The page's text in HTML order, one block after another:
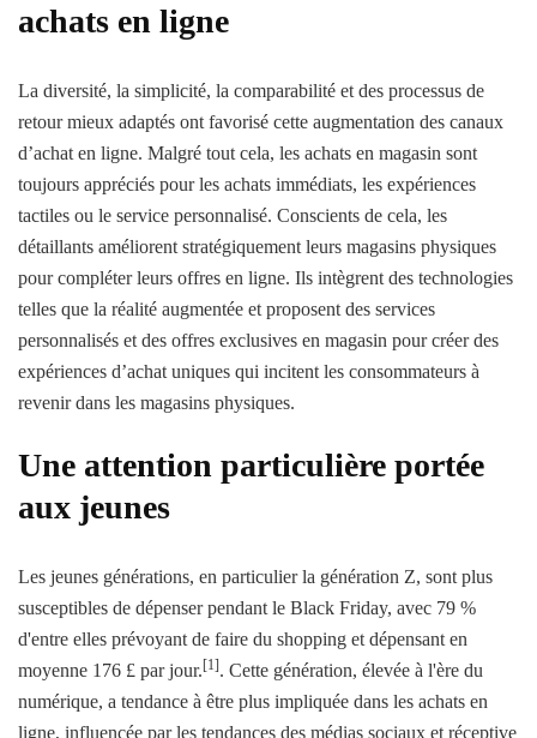
achats en ligne
La diversité, la simplicité, la comparabilité et des processus de
retour mieux adaptés ont favorisé cette augmentation des canaux
d’achat en ligne. Malgré tout cela, les achats en magasin sont
toujours appréciés pour les achats immédiats, les expériences
tactiles ou le service personnalisé. Conscients de cela, les
détaillants améliorent stratégiquement leurs magasins physiques
pour compléter leurs offres en ligne. Ils intègrent des technologies
telles que la réalité augmentée et proposent des services
personnalisés et des offres exclusives en magasin pour créer des
expériences d’achat uniques qui incitent les consommateurs à
revenir dans les magasins physiques.
Une attention particulière portée
aux jeunes
Les jeunes générations, en particulier la génération Z, sont plus
susceptibles de dépenser pendant le Black Friday, avec 79 %
d'entre elles prévoyant de faire du shopping et dépensant en
moyenne 176 £ par jour.[1]. Cette génération, élevée à l'ère du
numérique, a tendance à être plus impliquée dans les achats en
ligne, influencée par les tendances des médias sociaux et réceptive